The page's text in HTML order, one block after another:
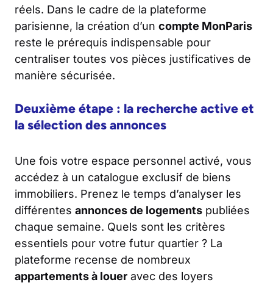
réels. Dans le cadre de la plateforme
parisienne, la création d’un compte MonParis
reste le prérequis indispensable pour
centraliser toutes vos pièces justificatives de
manière sécurisée.
Deuxième étape : la recherche active et
la sélection des annonces
Une fois votre espace personnel activé, vous
accédez à un catalogue exclusif de biens
immobiliers. Prenez le temps d’analyser les
différentes annonces de logements publiées
chaque semaine. Quels sont les critères
essentiels pour votre futur quartier ? La
plateforme recense de nombreux
appartements à louer avec des loyers